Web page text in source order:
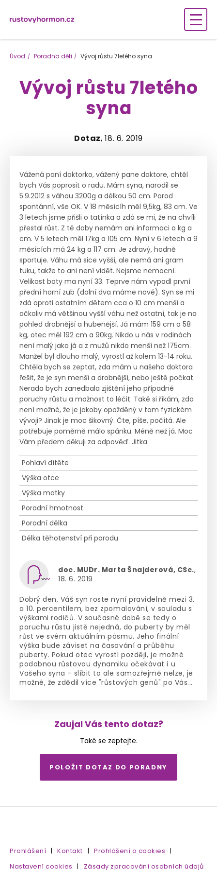
Úvod Poradna děti Vývoj růstu 7letého syna
Vývoj růstu 7letého
syna
Dotaz, 18. 6. 2019
Vážená paní doktorko, vážený pane doktore, chtěl
bych Vás poprosit o radu. Mám syna, narodil se
5.9.2012 s váhou 3200g a délkou 50 cm. Porod
spontánní, vše OK. V 18 měsícíh měl 9,5kg, 83 cm. Ve
3 letech jsme přišli o tatínka a zdá se mi, že na chvíli
přestal růst. Z té doby nemám ani informaci o kg a
cm. V 5 letech měl 17kg a 105 cm. Nyní v 6 letech a 9
měsících má 24 kg a 117 cm. Je zdravý, hodně
sportuje. Váhu má sice vyšší, ale nemá ani gram
tuku, takže to ani není vidět. Nejsme nemocní.
Velikost boty ma nyní 33. Teprve nám vypadl první
přední horní zub (dolní dva máme nové). Syn se mi
zdá oproti ostatním dětem cca o 10 cm menší a
ačkoliv má většinou vyšší váhu než ostatní, tak je na
pohled drobnější a hubenější. Já mám 159 cm a 58
kg, otec měl 192 cm a 90kg. Nikdo u nás v rodinách
není malý jako já a z mužů nikdo menší než 175cm.
Manžel byl dlouho malý, vyrostl až kolem 13-14 roku.
Chtěla bych se zeptat, zda mám u našeho doktora
řešit, že je syn menší a drobnější, nebo ještě počkat.
Nerada bych zanedbala zjištění jeho případné
poruchy růstu a možnost to léčit. Také si říkám, zda
není možné, že je jakoby opožděný v tom fyzickém
vývoji? Jinak je moc šikovný. Čte, píše, počítá. Ale
potřebuje poměrně málo spánku. Méně než já. Moc
Vám předem děkuji za odpověď. Jitka
Pohlaví dítěte
Výška otce
Výška matky
Porodní hmotnost
Porodní délka
Délka těhotenství při porodu
doc. MUDr. Marta Šnajderová, CSc.,
18. 6. 2019
Dobrý den, Váš syn roste nyní pravidelně mezi 3.
a 10. percentilem, bez zpomalování, v souladu s
výškami rodičů. V současné době se tedy o
poruchu růstu jistě nejedná, do puberty by měl
růst ve svém aktuálním pásmu. Jeho finální
výška bude záviset na časování a průběhu
puberty. Pokud otec vyrostl později, je možné
podobnou růstovou dynamiku očekávat i u
Vašeho syna - slíbit to ale samozřejmě nelze, je
možné, že zdědil více "růstových genů" po Vás...
Zaujal Vás tento dotaz?
Také se zeptejte.
POLOŽIT DOTAZ DO PORADNY
Prohlášení | Kontakt | Prohlášení o cookies |
Nastavení cookies | Zásady zpracování osobních údajů